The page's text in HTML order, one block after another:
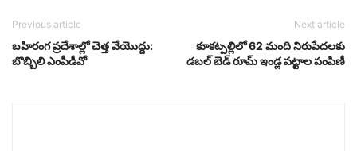
Previous article
బహిరంగ ప్రదేశాల్లో చెత్త వేయొద్దు:
బొబ్బిలి ఎంపీడీవో
Next article
కూకట్పల్లిలో 62 మంది నిరుపేదలకు
డబల్ బెడ్ రూమ్ ఇండ్ల పట్టాల పంపిణీ